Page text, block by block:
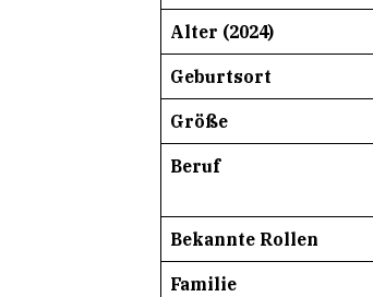
Alter (2024)
Geburtsort
Größe
Beruf
Bekannte Rollen
Familie